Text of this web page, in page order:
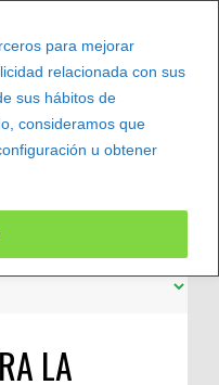
para mejorar
relacionada con sus
sus hábitos de
consideramos que
u obtener
LA